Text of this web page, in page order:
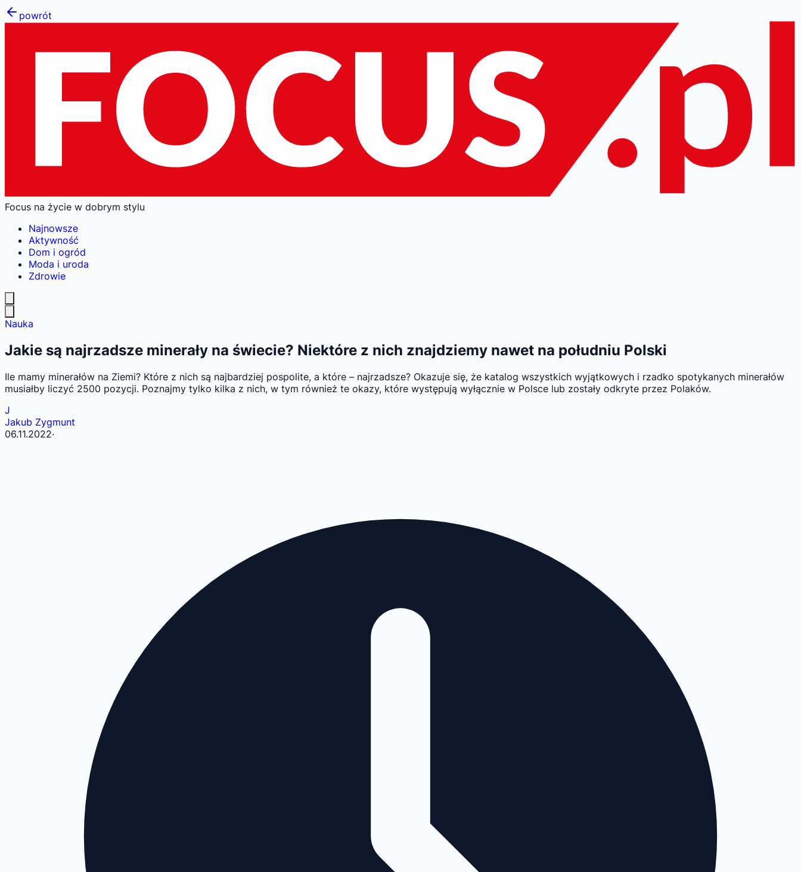
powrót
Focus na życie w dobrym stylu
Najnowsze
Aktywność
Dom i ogród
Moda i uroda
Zdrowie
Nauka
Jakie są najrzadsze minerały na świecie? Niektóre z nich znajdziemy nawet na południu Polski
Ile mamy minerałów na Ziemi? Które z nich są najbardziej pospolite, a które – najrzadsze? Okazuje się, że katalog wszystkich wyjątkowych i rzadko spotykanych minerałów
musiałby liczyć 2500 pozycji. Poznajmy tylko kilka z nich, w tym również te okazy, które występują wyłącznie w Polsce lub zostały odkryte przez Polaków.
J
Jakub Zygmunt
06.11.2022·